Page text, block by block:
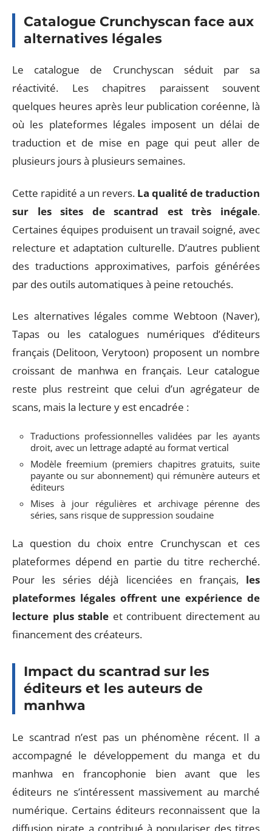
Catalogue Crunchyscan face aux
alternatives légales
Le catalogue de Crunchyscan séduit par sa
réactivité. Les chapitres paraissent souvent
quelques heures après leur publication coréenne, là
où les plateformes légales imposent un délai de
traduction et de mise en page qui peut aller de
plusieurs jours à plusieurs semaines.
Cette rapidité a un revers. La qualité de traduction
sur les sites de scantrad est très inégale.
Certaines équipes produisent un travail soigné, avec
relecture et adaptation culturelle. D’autres publient
des traductions approximatives, parfois générées
par des outils automatiques à peine retouchés.
Les alternatives légales comme Webtoon (Naver),
Tapas ou les catalogues numériques d’éditeurs
français (Delitoon, Verytoon) proposent un nombre
croissant de manhwa en français. Leur catalogue
reste plus restreint que celui d’un agrégateur de
scans, mais la lecture y est encadrée :
Traductions professionnelles validées par les ayants
droit, avec un lettrage adapté au format vertical
Modèle freemium (premiers chapitres gratuits, suite
payante ou sur abonnement) qui rémunère auteurs et
éditeurs
Mises à jour régulières et archivage pérenne des
séries, sans risque de suppression soudaine
La question du choix entre Crunchyscan et ces
plateformes dépend en partie du titre recherché.
Pour les séries déjà licenciées en français, les
plateformes légales offrent une expérience de
lecture plus stable et contribuent directement au
financement des créateurs.
Impact du scantrad sur les
éditeurs et les auteurs de
manhwa
Le scantrad n’est pas un phénomène récent. Il a
accompagné le développement du manga et du
manhwa en francophonie bien avant que les
éditeurs ne s’intéressent massivement au marché
numérique. Certains éditeurs reconnaissent que la
diffusion pirate a contribué à populariser des titres